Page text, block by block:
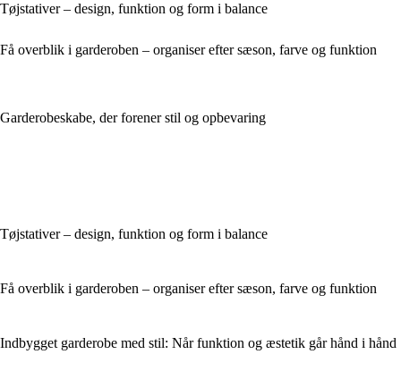
Tøjstativer – design, funktion og form i balance
Få overblik i garderoben – organiser efter sæson, farve og funktion
Garderobeskabe, der forener stil og opbevaring
Tøjstativer – design, funktion og form i balance
Få overblik i garderoben – organiser efter sæson, farve og funktion
Indbygget garderobe med stil: Når funktion og æstetik går hånd i hånd